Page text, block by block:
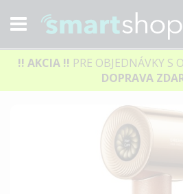
!! AKCIA !! PRE OBJEDNÁVKY S
DOPRAVA